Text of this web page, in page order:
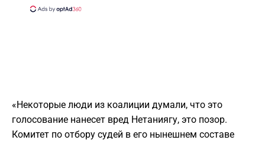
«Некоторые люди из коалиции думали, что это
голосование нанесет вред Нетаниягу, это позор.
Комитет по отбору судей в его нынешнем составе